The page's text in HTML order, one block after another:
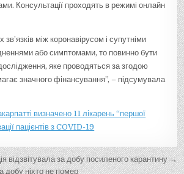
Консультації проходять в режимі онлайн
між коронавірусом і супутніми
або симптомами, то повинно бути
яке проводяться за згодою
значного фінансування”, – підсумувала
визначено 11 лікарень “першої
пацієнтів з COVID-19
відзвітувала за добу посиленого карантину →
добу ніхто не помер